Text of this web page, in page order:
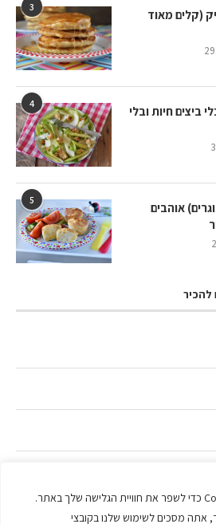
אנו משתמשים בקובצי Cookie כדי לשפר את חוויית הגלישה שלך באתר.
אתה מסכים לשימוש שלנו בקובצי
3
(קלים מאוד
4
ביצים חיות ובלי
5
אוהבים
להכיר